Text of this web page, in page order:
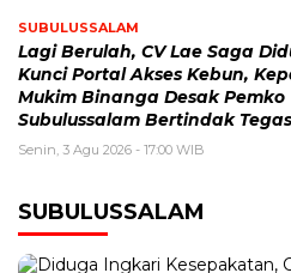
SUBULUSSALAM
Lagi Berulah, CV Lae Saga
Kunci Portal Akses Kebun,
Mukim Binanga Desak Pemko
Subulussalam Bertindak Tegas
Senin, 3 Agu 2026 - 17:00 WIB
SUBULUSSALAM